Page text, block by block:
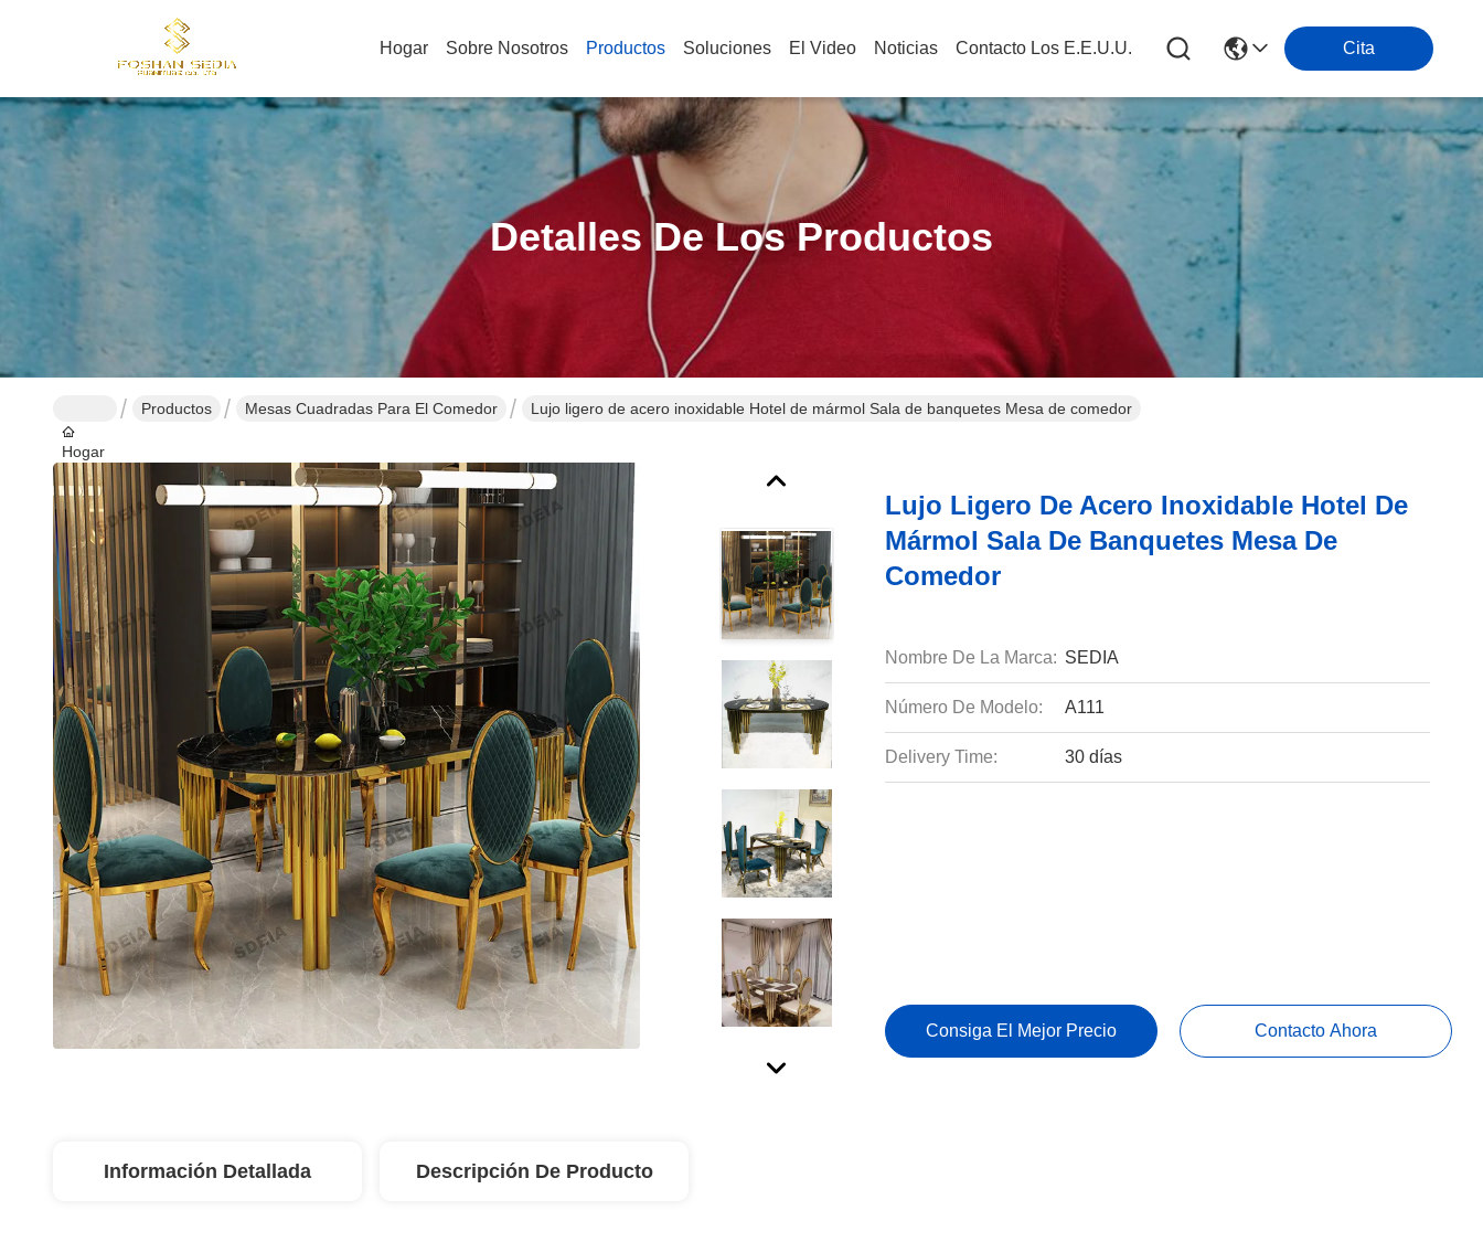
Hogar Sobre Nosotros Productos Soluciones El Video Noticias Contacto Los E.e.u.u. Cita
Detalles De Los Productos
Hogar
Productos Mesas Cuadradas Para El Comedor Lujo ligero de acero inoxidable Hotel de mármol Sala de banquetes Mesa de comedor
Lujo Ligero De Acero Inoxidable Hotel De
Mármol Sala De Banquetes Mesa De
Comedor
Nombre De La Marca: SEDIA
Número De Modelo: A111
Delivery Time: 30 días
Consiga El Mejor Precio Contacto Ahora
Información Detallada Descripción De Producto